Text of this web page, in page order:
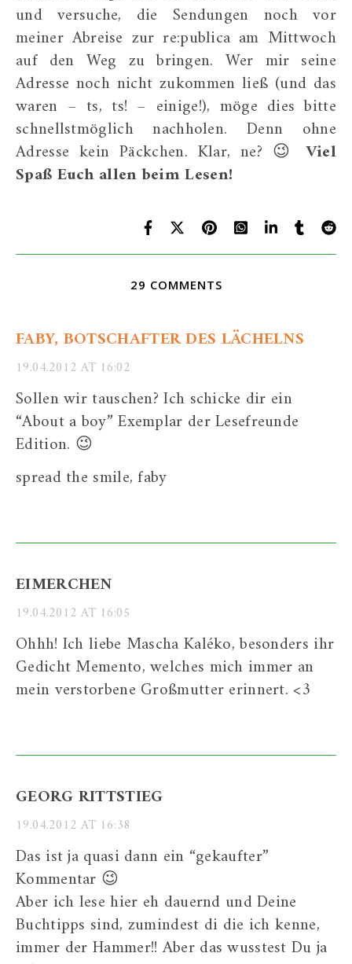
und versuche, die Sendungen noch vor
meiner Abreise zur re:publica am Mittwoch
auf den Weg zu bringen. Wer mir seine
Adresse noch nicht zukommen ließ (und das
waren – ts, ts! – einige!), möge dies bitte
schnellstmöglich nachholen. Denn ohne
Adresse kein Päckchen. Klar, ne? 😉 Viel
Spaß Euch allen beim Lesen!
29 COMMENTS
FABY, BOTSCHAFTER DES LÄCHELNS
19.04.2012 AT 16:02
Sollen wir tauschen? Ich schicke dir ein
“About a boy” Exemplar der Lesefreunde
Edition. 😉
spread the smile, faby
EIMERCHEN
19.04.2012 AT 16:05
Ohhh! Ich liebe Mascha Kaléko, besonders ihr
Gedicht Memento, welches mich immer an
mein verstorbene Großmutter erinnert. <3
GEORG RITTSTIEG
19.04.2012 AT 16:38
Das ist ja quasi dann ein “gekaufter”
Kommentar 😉
Aber ich lese hier eh dauernd und Deine
Buchtipps sind, zumindest di die ich kenne,
immer der Hammer!! Aber das wusstest Du ja